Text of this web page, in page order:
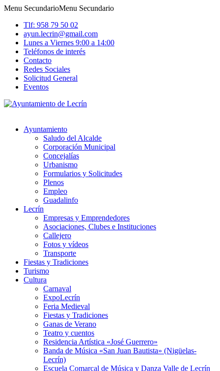
Menu SecundarioMenu Secundario
Tlf: 958 79 50 02
ayun.lecrin@gmail.com
Lunes a Viernes 9:00 a 14:00
Teléfonos de interés
Contacto
Redes Sociales
Solicitud General
Eventos
Ayuntamiento
Saludo del Alcalde
Corporación Municipal
Concejalías
Urbanismo
Formularios y Solicitudes
Plenos
Empleo
Guadalinfo
Lecrín
Empresas y Emprendedores
Asociaciones, Clubes e Instituciones
Callejero
Fotos y vídeos
Transporte
Fiestas y Tradiciones
Turismo
Cultura
Carnaval
ExpoLecrín
Feria Medieval
Fiestas y Tradiciones
Ganas de Verano
Teatro y cuentos
Residencia Artística «José Guerrero»
Banda de Música «San Juan Bautista» (Nigüelas-
Lecrín)
Escuela Comarcal de Música y Danza Valle de Lecrín